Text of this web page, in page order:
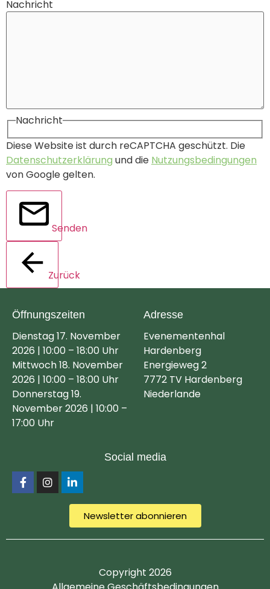
Nachricht
Nachricht
Diese Website ist durch reCAPTCHA geschützt. Die
Datenschutzerklärung und die Nutzungsbedingungen
von Google gelten.
Senden
Zurück
Öffnungszeiten
Dienstag 17. November
2026 | 10:00 – 18:00 Uhr
Mittwoch 18. November
2026 | 10:00 – 18:00 Uhr
Donnerstag 19.
November 2026 | 10:00 –
17:00 Uhr
Adresse
Evenementenhal
Hardenberg
Energieweg 2
7772 TV Hardenberg
Niederlande
Social media
Newsletter abonnieren
Copyright 2026